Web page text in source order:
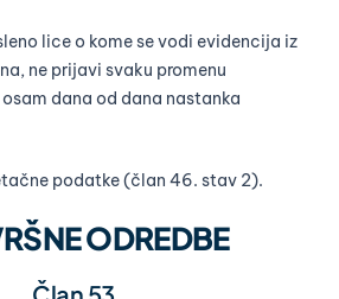
lice o kome se vodi evidencija iz
ne prijavi svaku promenu
dana od dana nastanka
podatke (član 46. stav 2).
ODREDBE